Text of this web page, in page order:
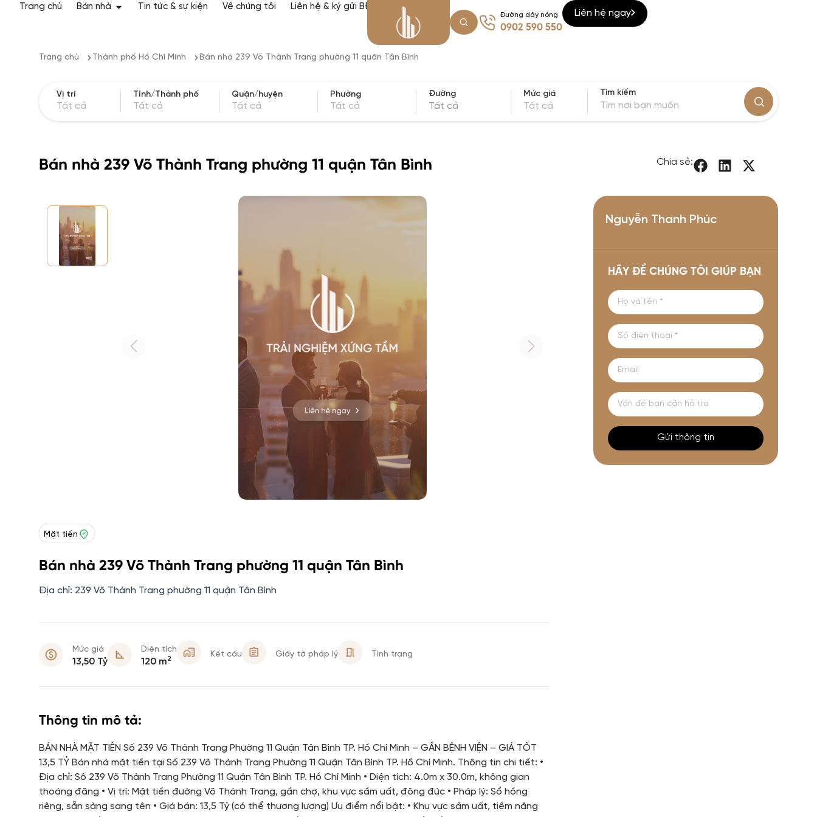
Trang chủ Bán nhà Tin tức & sự kiện Về chúng tôi Liên hệ & ký gửi BĐS
Đường dây nóng
0902 590 550
Liên hệ ngay
Trang chủ Thành phố Hồ Chí Minh Bán nhà 239 Võ Thành Trang phường 11 quận Tân Bình
Vị trí
Tất cả
Tỉnh/Thành phố
Tất cả
Quận/huyện
Tất cả
Phường
Tất cả
Đường
Tất cả
Mức giá
Tất cả
Tìm kiếm
Bán nhà 239 Võ Thành Trang phường 11 quận Tân Bình Chia sẻ:
Mặt tiền
Bán nhà 239 Võ Thành Trang phường 11 quận Tân Bình
Địa chỉ: 239 Võ Thành Trang phường 11 quận Tân Bình
Mức giá
13,50 Tỷ
Diện tích
120 m2 Kết cấu Giấy tờ pháp lý Tình trạng
Thông tin mô tả:
BÁN NHÀ MẶT TIỀN Số 239 Võ Thành Trang Phường 11 Quận Tân Bình TP. Hồ Chí Minh – GẦN BỆNH VIỆN – GIÁ TỐT
13,5 TỶ Bán nhà mặt tiền tại Số 239 Võ Thành Trang Phường 11 Quận Tân Bình TP. Hồ Chí Minh. Thông tin chi tiết: •
Địa chỉ: Số 239 Võ Thành Trang Phường 11 Quận Tân Bình TP. Hồ Chí Minh • Diện tích: 4.0m x 30.0m, không gian
thoáng đãng • Vị trí: Mặt tiền đường Võ Thành Trang, gần chợ, khu vực sầm uất, đông đúc • Pháp lý: Sổ hồng
riêng, sẵn sàng sang tên • Giá bán: 13,5 Tỷ (có thể thương lượng) Ưu điểm nổi bật: • Khu vực sầm uất, tiềm năng
Nguyễn Thanh Phúc
HÃY ĐỂ CHÚNG TÔI GIÚP BẠN
Gửi thông tin